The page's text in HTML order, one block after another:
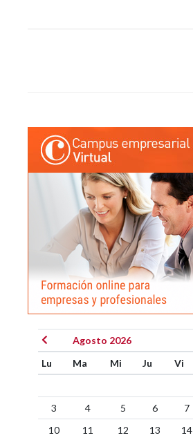
Agosto 2026
Lu
Ma Mi Ju Vi
3
4 5 6 7
10
11 12 13 14